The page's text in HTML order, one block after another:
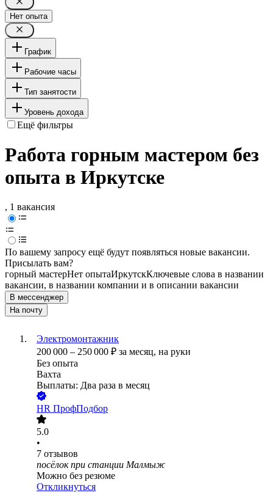
Нет опыта
График
Рабочие часы
Тип занятости
Уровень дохода
Ещё фильтры
Работа горным мастером без
опыта в Иркутске
, 1 вакансия
По вашему запросу ещё будут появляться новые вакансии.
Присылать вам?
горный мастерНет опытаИркутскКлючевые слова в названии
вакансии, в названии компании и в описании вакансии
В мессенджер
На почту
Электромонтажник
200 000 – 250 000 ₽ за месяц, на руки
Без опыта
Вахта
Выплаты: Два раза в месяц
HR ПрофПодбор
5.0
•
7 отзывов
посёлок при станции Малмыж
Можно без резюме
Откликнуться